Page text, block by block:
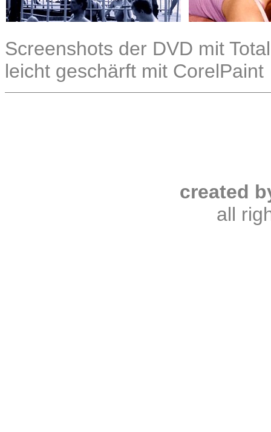
Screenshots der DVD mit
leicht geschärft mit CorelPaint
created
all